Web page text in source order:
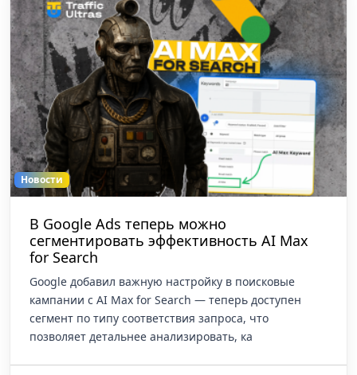
Новости
В Google Ads теперь можно
сегментировать эффективность AI Max
for Search
Google добавил важную настройку в поисковые
кампании с AI Max for Search — теперь доступен
сегмент по типу соответствия запроса, что
позволяет детальнее анализировать, ка